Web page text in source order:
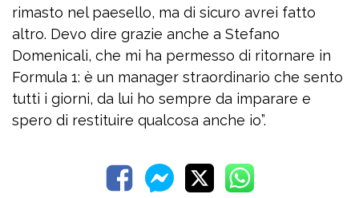
rimasto nel paesello, ma di sicuro avrei fatto
altro. Devo dire grazie anche a Stefano
Domenicali, che mi ha permesso di ritornare in
Formula 1: è un manager straordinario che sento
tutti i giorni, da lui ho sempre da imparare e
spero di restituire qualcosa anche io”.